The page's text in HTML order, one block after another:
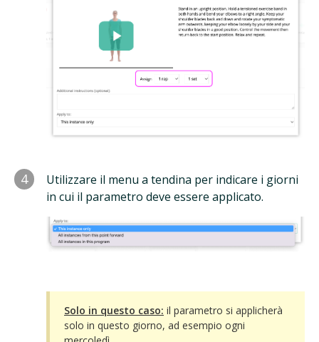
4
Utilizzare il menu a tendina per indicare i giorni
in cui il parametro deve essere applicato.
Solo in questo caso: il parametro si applicherà
solo in questo giorno, ad esempio ogni